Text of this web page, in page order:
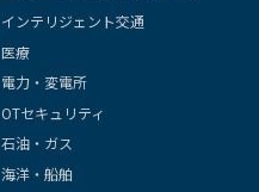
インテリジェント交通
医療
電力・変電所
OTセキュリティ
石油・ガス
海洋・船舶